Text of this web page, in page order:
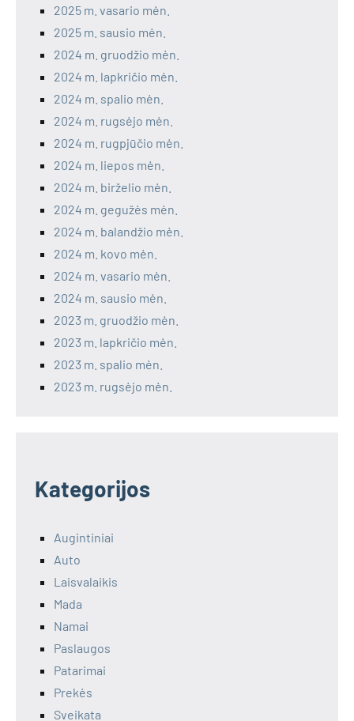
2025 m. vasario mėn.
2025 m. sausio mėn.
2024 m. gruodžio mėn.
2024 m. lapkričio mėn.
2024 m. spalio mėn.
2024 m. rugsėjo mėn.
2024 m. rugpjūčio mėn.
2024 m. liepos mėn.
2024 m. birželio mėn.
2024 m. gegužės mėn.
2024 m. balandžio mėn.
2024 m. kovo mėn.
2024 m. vasario mėn.
2024 m. sausio mėn.
2023 m. gruodžio mėn.
2023 m. lapkričio mėn.
2023 m. spalio mėn.
2023 m. rugsėjo mėn.
Kategorijos
Augintiniai
Auto
Laisvalaikis
Mada
Namai
Paslaugos
Patarimai
Prekės
Sveikata